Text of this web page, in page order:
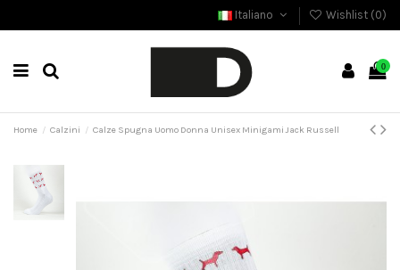
Italiano Wishlist (0)
0
Home Calzini Calze Spugna Uomo Donna Unisex Minigami Jack Russell